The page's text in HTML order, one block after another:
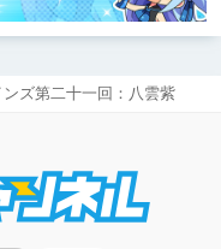
ズ第二十一回：八雲紫